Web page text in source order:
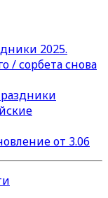
2025.
/ сорбета снова
от 3.06